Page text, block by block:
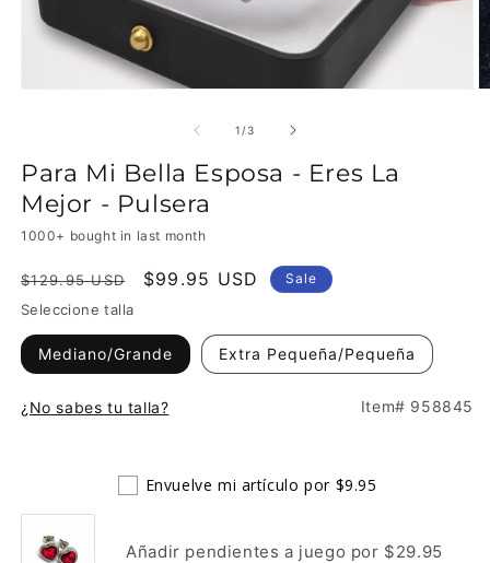
1 /of
3
Para Mi Bella Esposa - Eres La
Mejor - Pulsera
1000+ bought in last month
Regular
price
$129.95 USD
Sale
$99.95 USD Sale
Seleccione talla
Mediano/Grande Extra Pequeña/Pequeña
Item# 958845
¿No sabes tu talla?
Envuelve mi artículo por $9.95
Añadir pendientes a juego por $29.95